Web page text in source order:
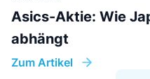
Asics-Aktie: Wie
abhängt
Zum Artikel